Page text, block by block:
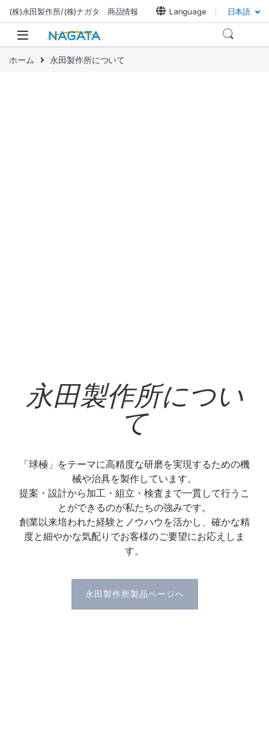
(株)永田製作所/(株)ナガタ 商品情報 Language 日本語
ホーム 永田製作所について
永田製作所につい
て
「球極」をテーマに高精度な研磨を実現するための機
械や治具を製作しています。
提案・設計から加工・組立・検査まで一貫して行うこ
とができるのが私たちの強みです。
創業以来培われた経験とノウハウを活かし、確かな精
度と細やかな気配りでお客様のご要望にお応えしま
す。
永田製作所製品ページへ